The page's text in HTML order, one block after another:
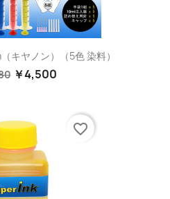
キヤノン）（5色 染料）
￥4,500
favorite_border